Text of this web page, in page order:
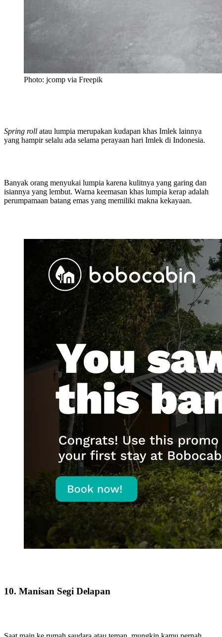
Photo: jcomp via Freepik
Spring roll atau lumpia merupakan kudapan khas Imlek lainnya
yang hampir selalu ada selama perayaan hari Imlek di Indonesia.
Banyak orang menyukai lumpia karena kulitnya yang garing dan
isiannya yang lembut. Warna keemasan khas lumpia kerap adalah
perumpamaan batang emas yang memiliki makna kekayaan.
10. Manisan Segi Delapan